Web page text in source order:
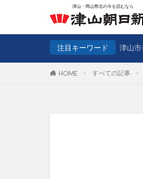
注目キーワード 津山
HOME すべての記事